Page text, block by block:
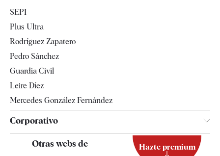
Televisión
SEPI
Plus Ultra
Rodríguez Zapatero
Pedro Sánchez
Guardia Civil
Leire Díez
Mercedes González Fernández
Corporativo
Contacto
Otras webs de Hazte premium